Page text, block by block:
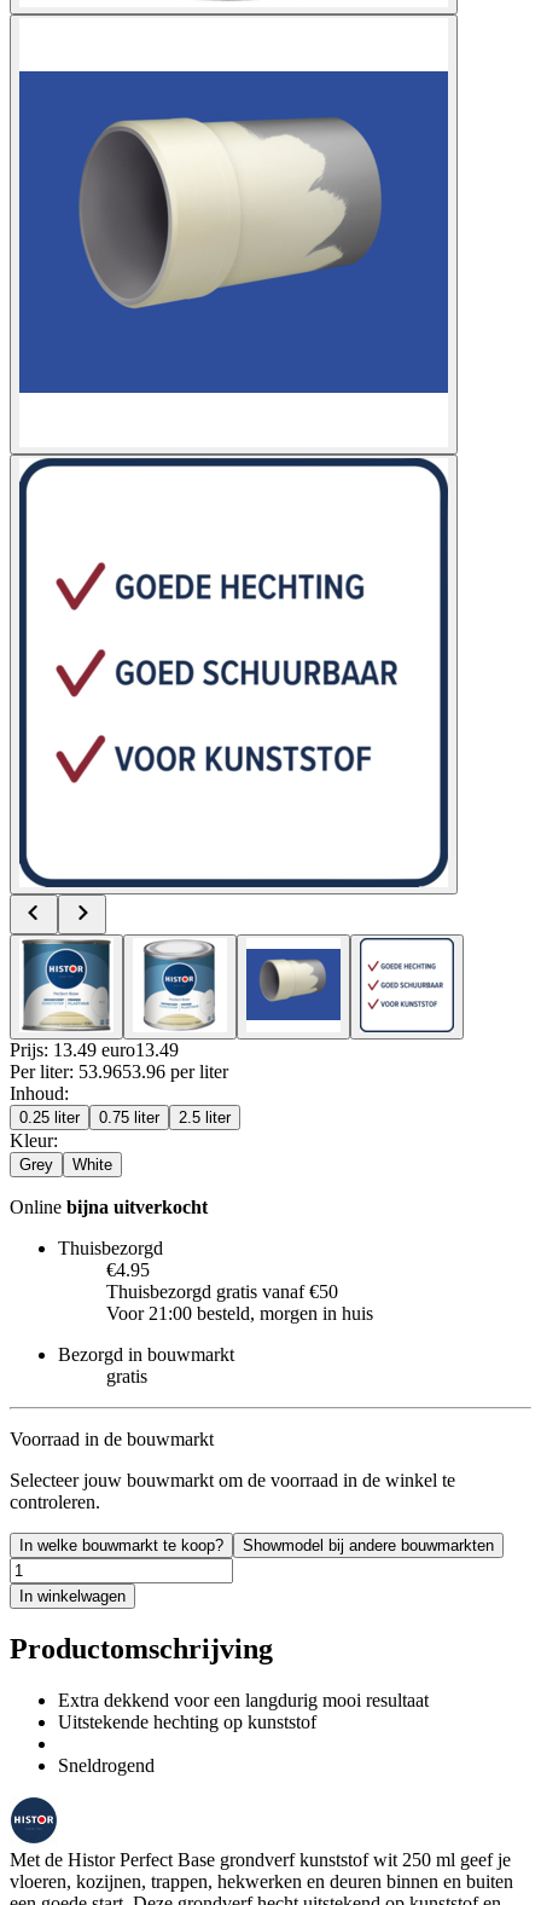
Prijs: 13.49 euro13.49
Per liter: 53.9653.96 per liter
Inhoud:
0.25 liter 0.75 liter 2.5 liter
Kleur:
Grey White
Online bijna uitverkocht
Thuisbezorgd
€4.95
Thuisbezorgd gratis vanaf €50
Voor 21:00 besteld, morgen in huis
Bezorgd in bouwmarkt
gratis
Voorraad in de bouwmarkt
Selecteer jouw bouwmarkt om de voorraad in de winkel te
controleren.
In welke bouwmarkt te koop? Showmodel bij andere bouwmarkten
In winkelwagen
Productomschrijving
Extra dekkend voor een langdurig mooi resultaat
Uitstekende hechting op kunststof
Sneldrogend
Met de Histor Perfect Base grondverf kunststof wit 250 ml geef je
vloeren, kozijnen, trappen, hekwerken en deuren binnen en buiten